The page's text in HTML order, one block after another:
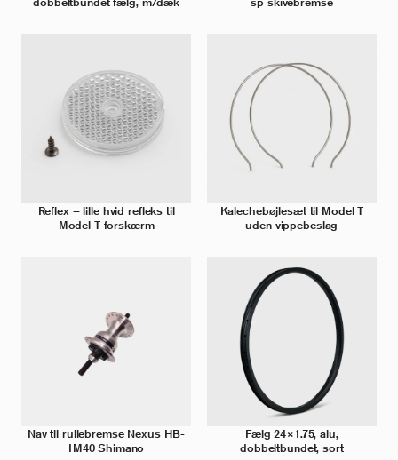
Reflex – lille hvid refleks til
Model T forskærm
Kalechebøjlesæt til Model T
uden vippebeslag
Nav til rullebremse Nexus HB-
IM40 Shimano
Fælg 24×1.75, alu,
dobbeltbundet, sort